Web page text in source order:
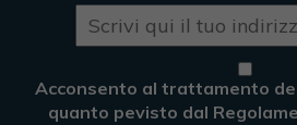
Acconsento al trattamento
quanto pevisto dal